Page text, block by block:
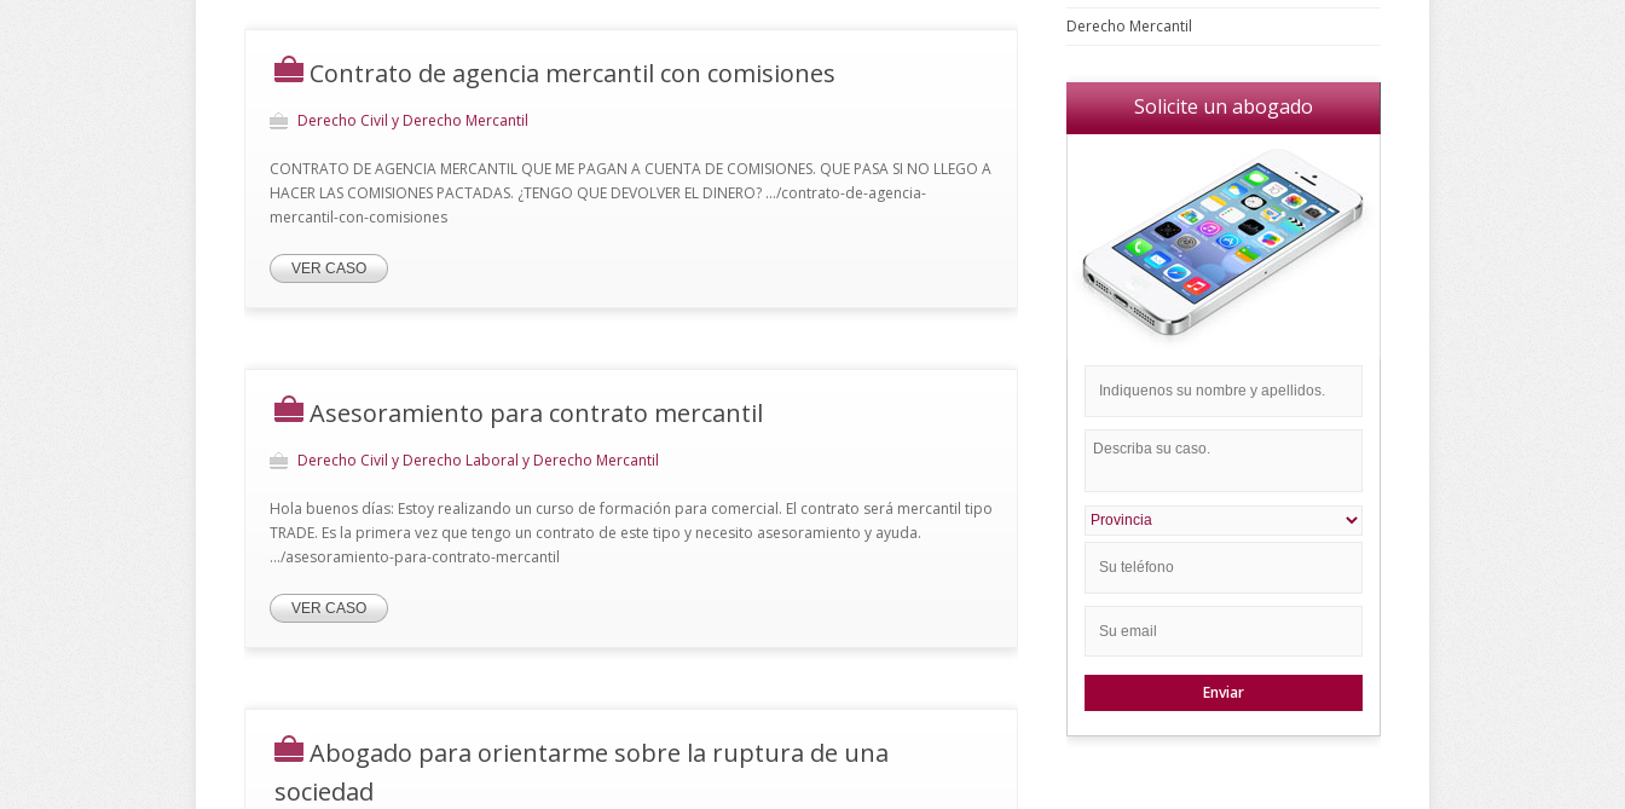
Contrato de agencia mercantil con comisiones
Derecho Civil y Derecho Mercantil
CONTRATO DE AGENCIA MERCANTIL QUE ME PAGAN A CUENTA DE COMISIONES. QUE PASA SI NO LLEGO A
HACER LAS COMISIONES PACTADAS. ¿TENGO QUE DEVOLVER EL DINERO? .../contrato-de-agencia-
mercantil-con-comisiones
VER CASO
Asesoramiento para contrato mercantil
Derecho Civil y Derecho Laboral y Derecho Mercantil
Hola buenos días: Estoy realizando un curso de formación para comercial. El contrato será mercantil tipo
TRADE. Es la primera vez que tengo un contrato de este tipo y necesito asesoramiento y ayuda.
.../asesoramiento-para-contrato-mercantil
VER CASO
Abogado para orientarme sobre la ruptura de una
sociedad
Derecho Mercantil
Solicite un abogado